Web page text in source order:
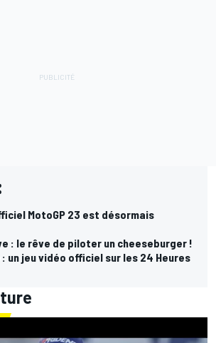
MotoGP 23 est désormais
: le rêve de piloter un cheeseburger !
un jeu vidéo officiel sur les 24 Heures